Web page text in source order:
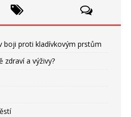
boji proti kladívkovým prstům
zdraví a výživy?